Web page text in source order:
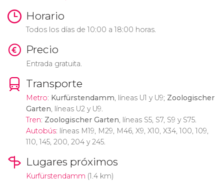
Horario
Todos los días de 10:00 a 18:00 horas.
Precio
Entrada gratuita.
Transporte
Metro: Kurfürstendamm, líneas U1 y U9; Zoologischer
Garten, líneas U2 y U9.
Tren: Zoologischer Garten, líneas S5, S7, S9 y S75.
Autobús: líneas M19, M29, M46, X9, X10, X34, 100, 109,
110, 145, 200, 204 y 245.
Lugares próximos
Kurfürstendamm (1.4 km)